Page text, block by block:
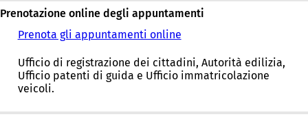
Prenotazione online degli appuntamenti
Prenota gli appuntamenti online
Ufficio di registrazione dei cittadini, Autorità edilizia,
Ufficio patenti di guida e Ufficio immatricolazione
veicoli.